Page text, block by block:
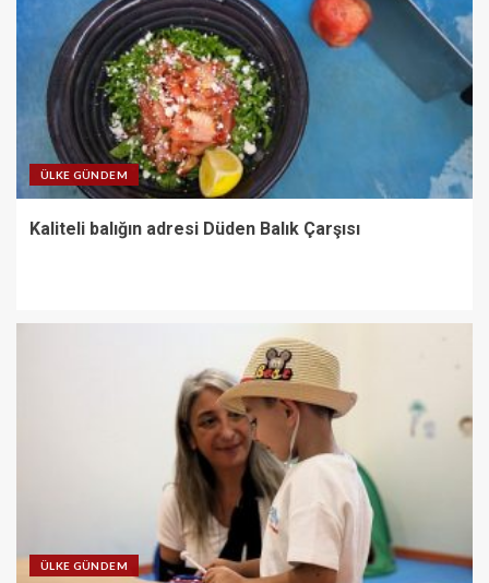
ÜLKE GÜNDEM
Kaliteli balığın adresi Düden Balık Çarşısı
ÜLKE GÜNDEM